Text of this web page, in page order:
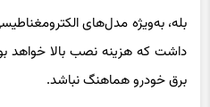
داشت که هزینه نصب بالا خواهد
برق خودرو هماهنگ نباشد.